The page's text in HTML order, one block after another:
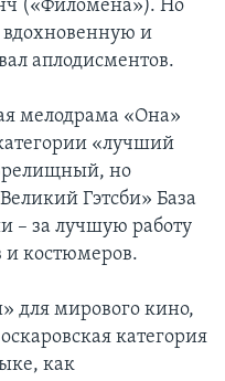
(«Филомена»). Но
вдохновенную и
аплодисментов.
мелодрама «Она»
«лучший
но
Гэтсби» База
– за лучшую работу
костюмеров.
для мирового кино,
категория
как